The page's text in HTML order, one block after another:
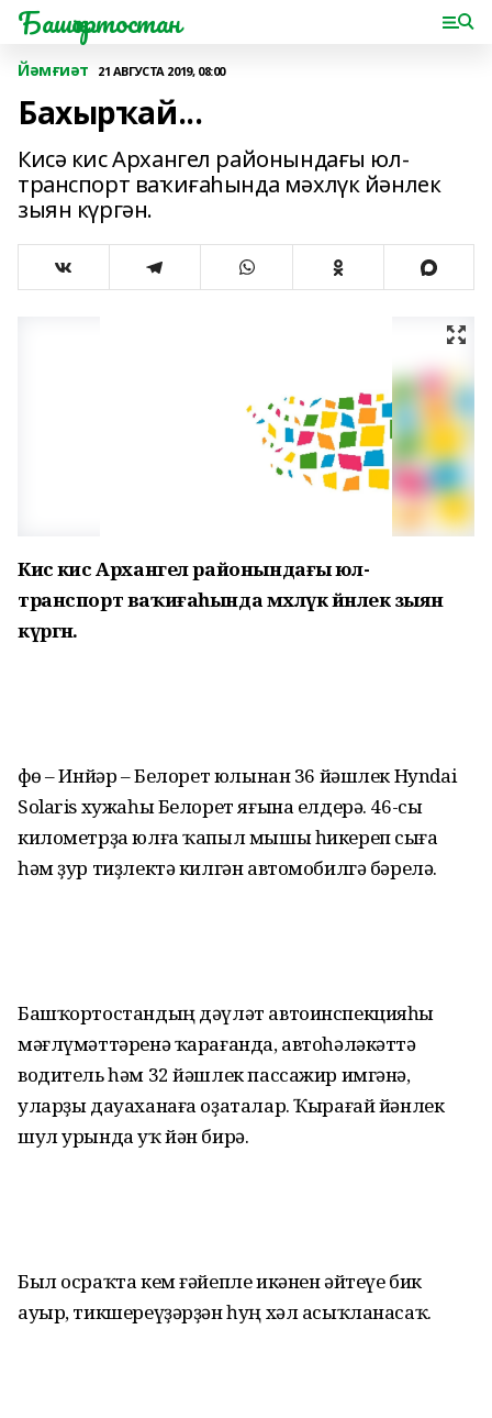
Башҡортостан
Йәмғиәт 21 АВГУСТА 2019, 08:00
Бахырҡай...
Кисә кис Архангел районындағы юл-
транспорт ваҡиғаһында мәхлүк йәнлек
зыян күргән.
Кисә кис Архангел районындағы юл-
транспорт ваҡиғаһында мәхлүк йәнлек зыян
күргән.
Өфө – Инйәр – Белорет юлынан 36 йәшлек Hyndai
Solaris хужаһы Белорет яғына елдерә. 46-сы
километрҙа юлға ҡапыл мышы һикереп сыға
һәм ҙур тиҙлектә килгән автомобилгә бәрелә.
Башҡортостандың дәүләт автоинспекцияһы
мәғлүмәттәренә ҡарағанда, автоһәләкәттә
водитель һәм 32 йәшлек пассажир имгәнә,
уларҙы дауаханаға оҙаталар. Ҡырағай йәнлек
шул урында уҡ йән бирә.
Был осраҡта кем ғәйепле икәнен әйтеүе бик
ауыр, тикшереүҙәрҙән һуң хәл асыҡланасаҡ.